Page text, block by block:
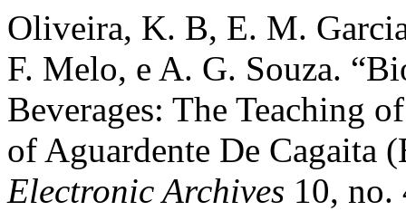
Oliveira, K. B, E. M.
F. Melo, e A. G. Souza.
Beverages: The Teaching
of Aguardente De Cagaita
Electronic Archives 10, no.